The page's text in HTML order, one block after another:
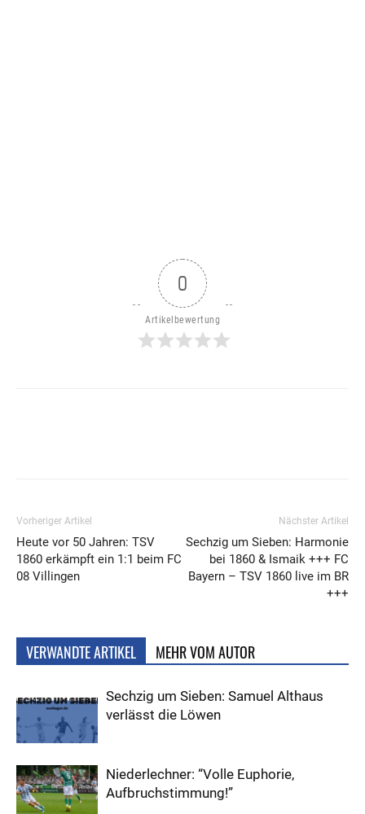
0
Artikelbewertung
Vorheriger Artikel
Heute vor 50 Jahren: TSV
1860 erkämpft ein 1:1 beim FC
08 Villingen
Nächster Artikel
Sechzig um Sieben: Harmonie
bei 1860 & Ismaik +++ FC
Bayern – TSV 1860 live im BR
+++
VERWANDTE ARTIKEL MEHR VOM AUTOR
Sechzig um Sieben: Samuel Althaus
verlässt die Löwen
Niederlechner: “Volle Euphorie,
Aufbruchstimmung!”